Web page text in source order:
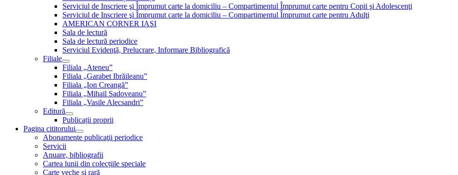
Serviciul de Inscriere şi Împrumut carte la domiciliu – Compartimentul Împrumut carte pentru Copii şi Adolescenţi
Serviciul de Inscriere şi Împrumut carte la domiciliu – Compartimentul Împrumut carte pentru Adulţi
AMERICAN CORNER IAŞI
Sala de lectură
Sala de lectură periodice
Serviciul Evidenţă, Prelucrare, Informare Bibliografică
Filiale
Filiala „Ateneu”
Filiala „Garabet Ibrăileanu”
Filiala „Ion Creangă”
Filiala „Mihail Sadoveanu”
Filiala „Vasile Alecsandri”
Editură
Publicații proprii
Pagina cititorului
Abonamente publicaţii periodice
Servicii
Anuare, bibliografii
Cartea lunii din colecțiile speciale
Carte veche și rară